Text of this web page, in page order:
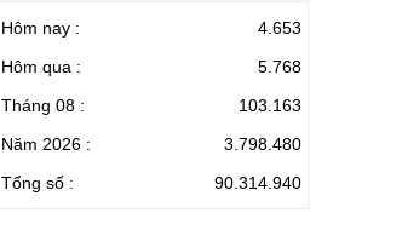
Hôm nay :
4.653
Hôm qua :
5.768
Tháng 08 :
103.163
Năm 2026 :
3.798.480
Tổng số :
90.314.940